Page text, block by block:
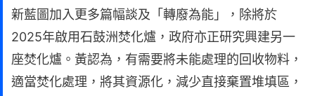
新藍圖加入更多篇幅談及「轉廢為能」，除將於
2025年啟用石鼓洲焚化爐，政府亦正研究興建另一
座焚化爐。黃認為，有需要將未能處理的回收物料，
適當焚化處理，將其資源化，減少直接棄置堆填區，